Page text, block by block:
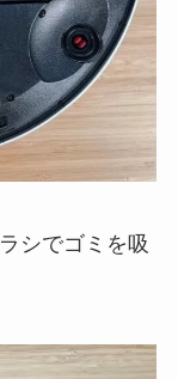
シでゴミを吸